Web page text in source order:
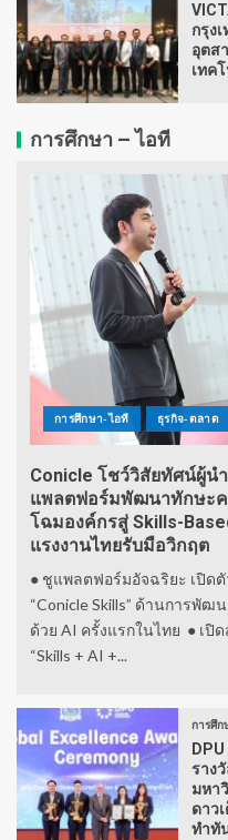
กรุง
อุตส
เทค
การศึกษา – ไอที
การศึกษา-ไอที ธุรกิจ-ตลาด
Conicle โชว์วิสัยทัศน์ผู้น
แพลตฟอร์มพัฒนาทักษะ
โฉมองค์กรสู่ Skills-
แรงงานไทยรับมือวิกฤต
● ชูแพลตฟอร์มอัจฉริยะ เปิด
“Conicle Skills” ด้านการพั
ด้วย AI ครั้งแรกในไทย ● เ
“Skills + AI +...
การศึก
ราง
มหา
ดาว
ทำทั